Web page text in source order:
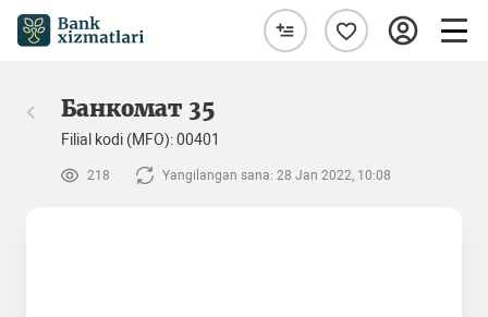
Банкомат 35
Filial kodi (MFO): 00401
218 Yangilangan sana: 28 Jan 2022, 10:08